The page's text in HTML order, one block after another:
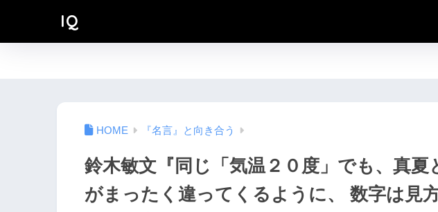
IQ
『名言』と向き合う
鈴木敏文『同じ「気温２０度」でも、真夏
がまったく違ってくるように、 数字は見